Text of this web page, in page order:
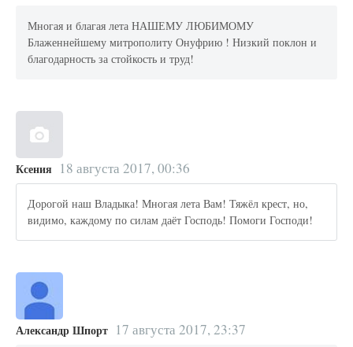
Многая и благая лета НАШЕМУ ЛЮБИМОМУ
Блаженнейшему митрополиту Онуфрию ! Низкий поклон и
благодарность за стойкость и труд!
Ксения 18 августа 2017, 00:36
Дорогой наш Владыка! Многая лета Вам! Тяжёл крест, но,
видимо, каждому по силам даёт Господь! Помоги Господи!
Александр Шпорт 17 августа 2017, 23:37